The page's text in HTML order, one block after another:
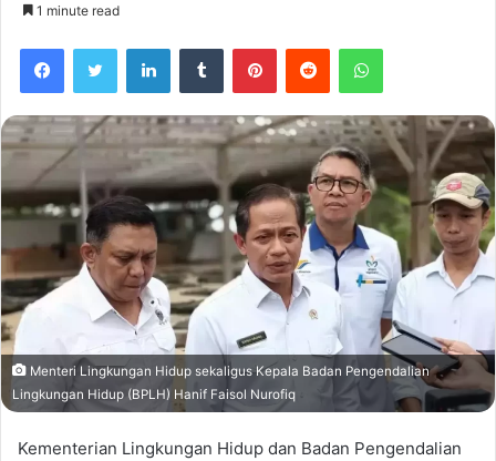
1 minute read
Menteri Lingkungan Hidup sekaligus Kepala Badan Pengendalian
Lingkungan Hidup (BPLH) Hanif Faisol Nurofiq
Kementerian Lingkungan Hidup dan Badan Pengendalian